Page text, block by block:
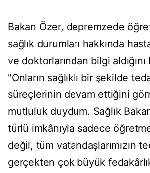
Bakan Özer, depremzede
sağlık durumları hakkında
ve doktorlarından bilgi
"Onların sağlıklı bir şekilde
süreçlerinin devam ettiğini
mutluluk duydum. Sağlık
türlü imkânıyla sadece
değil, tüm vatandaşlarımızın
gerçekten çok büyük